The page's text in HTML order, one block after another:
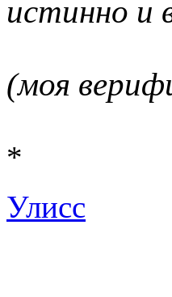
истинно и
(моя
*
Улисс